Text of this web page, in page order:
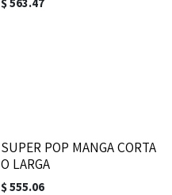
SUPER POP MANGA CORTA
O LARGA
$555.06